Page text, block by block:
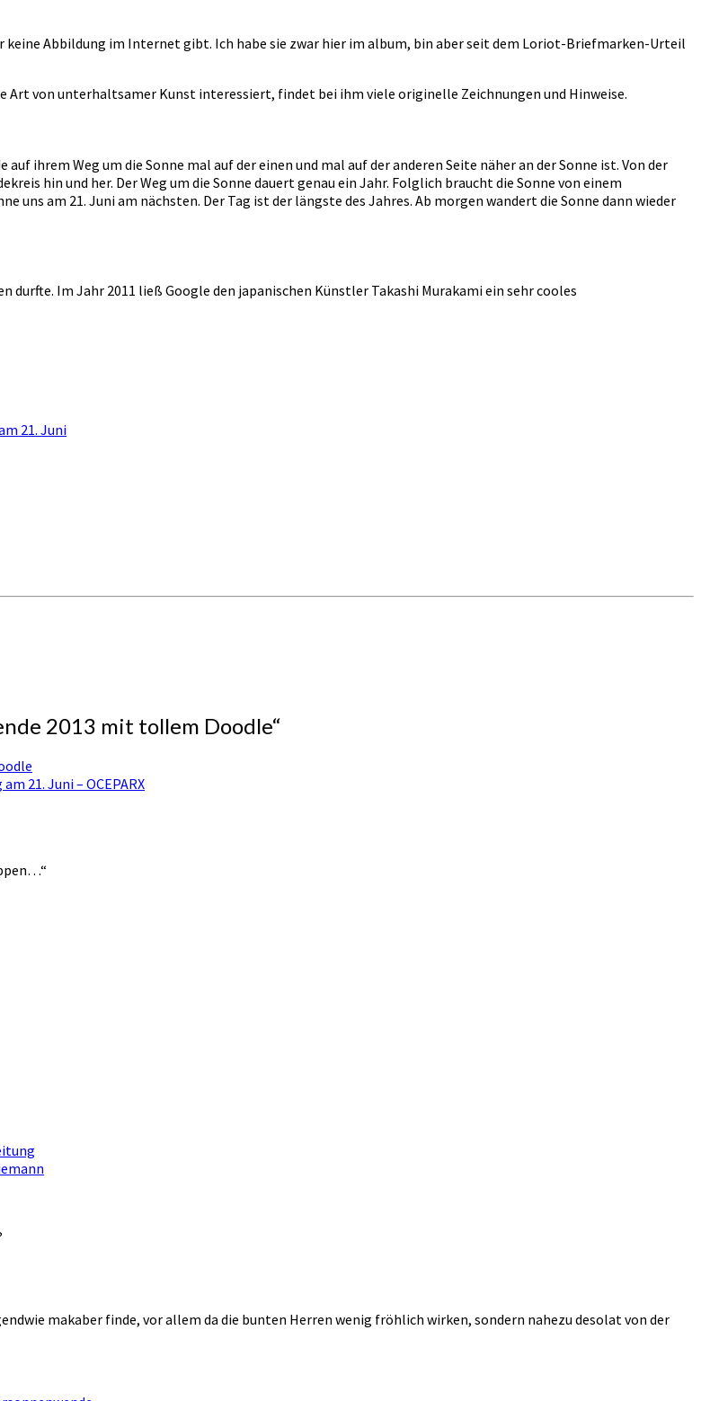
Abbildung im Internet gibt. Ich habe sie zwar hier im album, bin aber seit dem Loriot-Briefmarken-Urteil
Art von unterhaltsamer Kunst interessiert, findet bei ihm viele originelle Zeichnungen und Hinweise.
ihrem Weg um die Sonne mal auf der einen und mal auf der anderen Seite näher an der Sonne ist. Von der
hin und her. Der Weg um die Sonne dauert genau ein Jahr. Folglich braucht die Sonne von einem
uns am 21. Juni am nächsten. Der Tag ist der längste des Jahres. Ab morgen wandert die Sonne dann wieder
Im Jahr 2011 ließ Google den japanischen Künstler Takashi Murakami ein sehr cooles
21. Juni
2013 mit tollem Doodle“
21. Juni – OCEPARX
makaber finde, vor allem da die bunten Herren wenig fröhlich wirken, sondern nahezu desolat von der